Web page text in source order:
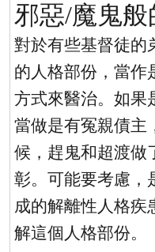
邪惡/魔鬼
對於有些基督徒的
的人格部份，當作
方式來醫治。如果
當做是有冤親債主
候，趕鬼和超渡做
彰。可能要考慮，
成的解離性人格疾
解這個人格部份。